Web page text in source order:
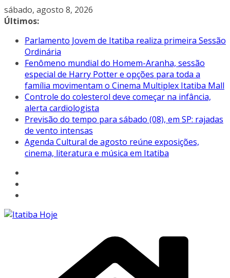
Pular
para
conteúdo
sábado, agosto 8, 2026
Últimos:
Parlamento Jovem de Itatiba realiza primeira Sessão
Ordinária
Fenômeno mundial do Homem-Aranha, sessão
especial de Harry Potter e opções para toda a
família movimentam o Cinema Multiplex Itatiba Mall
Controle do colesterol deve começar na infância,
alerta cardiologista
Previsão do tempo para sábado (08), em SP: rajadas
de vento intensas
Agenda Cultural de agosto reúne exposições,
cinema, literatura e música em Itatiba